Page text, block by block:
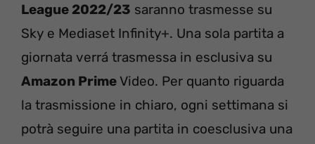
League 2022/23 saranno trasmesse su
Sky e Mediaset Infinity+. Una sola partita a
giornata verrá trasmessa in esclusiva su
Amazon Prime Video. Per quanto riguarda
la trasmissione in chiaro, ogni settimana si
potrà seguire una partita in coesclusiva una